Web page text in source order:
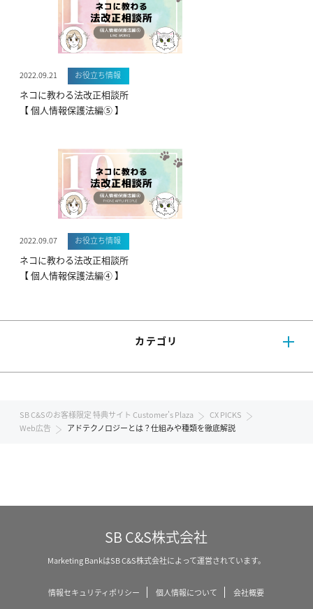
2022.09.21 お役立ち情報
ネコに教わる法改正相談所
【 個人情報保護法編⑤ 】
2022.09.07 お役立ち情報
ネコに教わる法改正相談所
【 個人情報保護法編④ 】
カテゴリ
SB C&Sのお客様限定 特典サイト Customer's Plaza
CX PICKS
Web広告
アドテクノロジーとは？仕組みや種類を徹底解説
SB C&S株式会社
Marketing BankはSB C&S株式会社によって運営されています。
情報セキュリティポリシー 個人情報について 会社概要